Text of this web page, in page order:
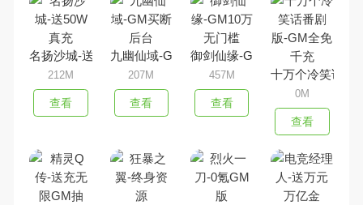
名扬沙城-送50W真充
212M
查看
九幽仙域-GM买断后台
207M
查看
御剑仙缘-GM10万无门槛
457M
查看
十万个冷笑话番
0M
查看